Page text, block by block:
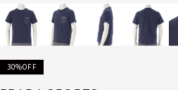
30%OFF